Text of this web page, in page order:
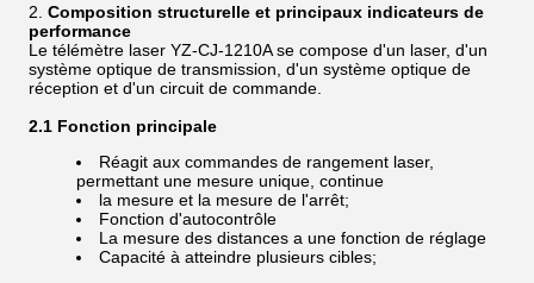
Composition structurelle et principaux indicateurs de
performance
Le télémètre laser YZ-CJ-1210A se compose d'un laser, d'un
système optique de transmission, d'un système optique de
réception et d'un circuit de commande.
2.1 Fonction principale
Réagit aux commandes de rangement laser,
permettant une mesure unique, continue
la mesure et la mesure de l'arrêt;
Fonction d'autocontrôle
La mesure des distances a une fonction de réglage
Capacité à atteindre plusieurs cibles;